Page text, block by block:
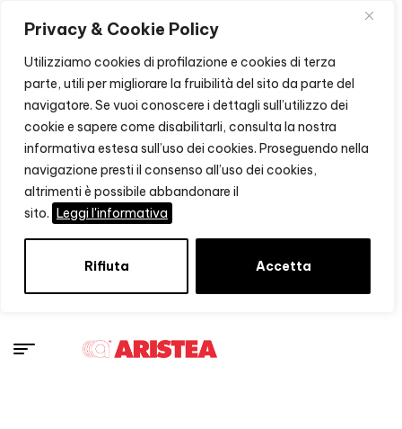
Privacy & Cookie Policy
Utilizziamo cookies di profilazione e cookies di terza
parte, utili per migliorare la fruibilità del sito da parte del
navigatore. Se vuoi conoscere i dettagli sull’utilizzo dei
cookie e sapere come disabilitarli, consulta la nostra
informativa estesa sull’uso dei cookies. Proseguendo nella
navigazione presti il consenso all’uso dei cookies,
altrimenti è possibile abbandonare il
sito. Leggi l'informativa
Rifiuta Accetta